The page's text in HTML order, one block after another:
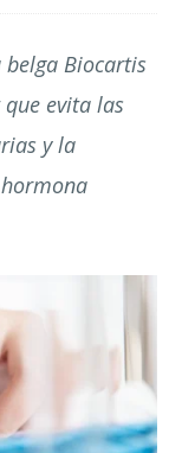
belga Biocartis
evita las
y la